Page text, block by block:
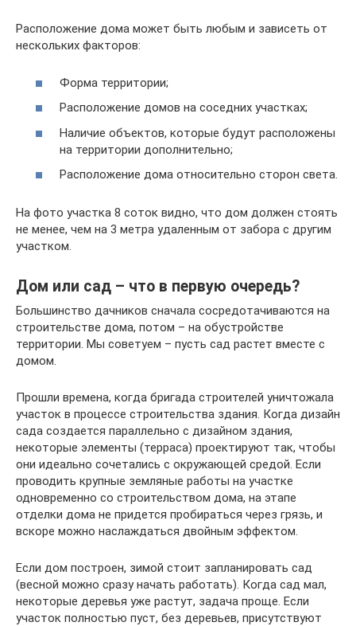
Расположение дома может быть любым и зависеть от
нескольких факторов:
Форма территории;
Расположение домов на соседних участках;
Наличие объектов, которые будут расположены
на территории дополнительно;
Расположение дома относительно сторон света.
На фото участка 8 соток видно, что дом должен стоять
не менее, чем на 3 метра удаленным от забора с другим
участком.
Дом или сад – что в первую очередь?
Большинство дачников сначала сосредотачиваются на
строительстве дома, потом – на обустройстве
территории. Мы советуем – пусть сад растет вместе с
домом.
Прошли времена, когда бригада строителей уничтожала
участок в процессе строительства здания. Когда дизайн
сада создается параллельно с дизайном здания,
некоторые элементы (терраса) проектируют так, чтобы
они идеально сочетались с окружающей средой. Если
проводить крупные земляные работы на участке
одновременно со строительством дома, на этапе
отделки дома не придется пробираться через грязь, и
вскоре можно наслаждаться двойным эффектом.
Если дом построен, зимой стоит запланировать сад
(весной можно сразу начать работать). Когда сад мал,
некоторые деревья уже растут, задача проще. Если
участок полностью пуст, без деревьев, присутствуют